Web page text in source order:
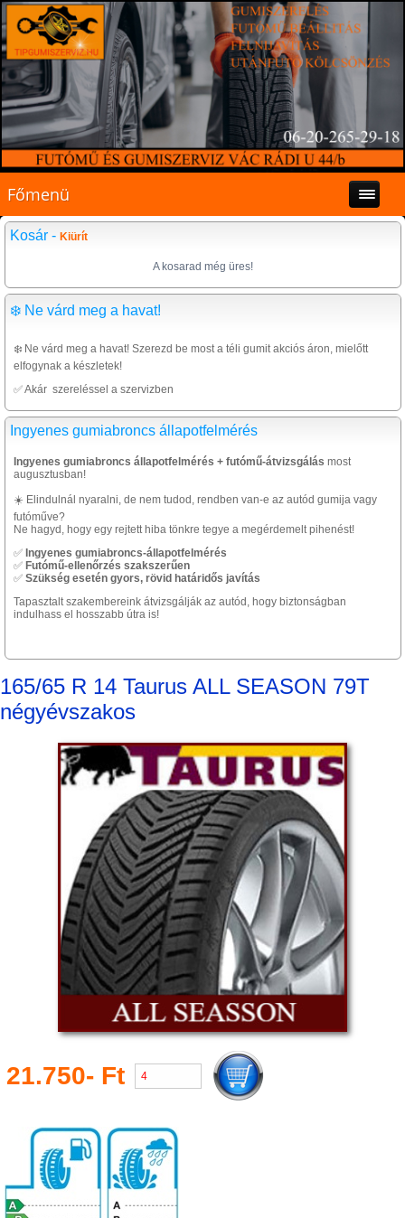
Főmenü
Kosár - Kiürít
A kosarad még üres!
❄️ Ne várd meg a havat!
❄️ Ne várd meg a havat! Szerezd be most a téli gumit akciós áron, mielőtt
elfogynak a készletek!
✅ Akár szereléssel a szervizben
Ingyenes gumiabroncs állapotfelmérés
Ingyenes gumiabroncs állapotfelmérés + futómű-átvizsgálás most
augusztusban!
☀️ Elindulnál nyaralni, de nem tudod, rendben van-e az autód gumija vagy
futóműve?
Ne hagyd, hogy egy rejtett hiba tönkre tegye a megérdemelt pihenést!
✅ Ingyenes gumiabroncs-állapotfelmérés
✅ Futómű-ellenőrzés szakszerűen
✅ Szükség esetén gyors, rövid határidős javítás
Tapasztalt szakembereink átvizsgálják az autód, hogy biztonságban
indulhass el hosszabb útra is!
165/65 R 14 Taurus ALL SEASON 79T
négyévszakos
21.750- Ft